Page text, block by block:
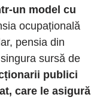
un model cu
ocupațională
pensia din
sursă de
publici
care le asigură